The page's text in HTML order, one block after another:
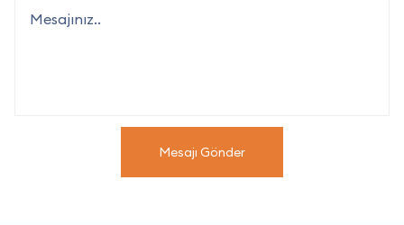
Mesajı Gönder